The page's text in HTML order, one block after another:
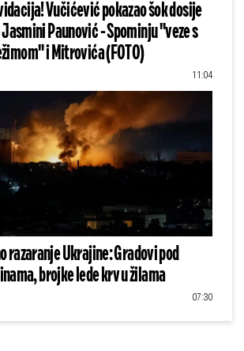
Vučićević pokazao šok dosije
Paunović - Spominju "veze s
i Mitrovića (FOTO)
11:04
razaranje Ukrajine: Gradovi pod
brojke lede krv u žilama
07:30